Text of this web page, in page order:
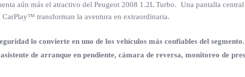
aún más el atractivo del Peugeot 2008 1.2L Turbo. Una pantalla
transforman la aventura en extraordinaria.
lo convierte en uno de los vehículos más confiables del
de arranque en pendiente, cámara de reversa, monitoreo de